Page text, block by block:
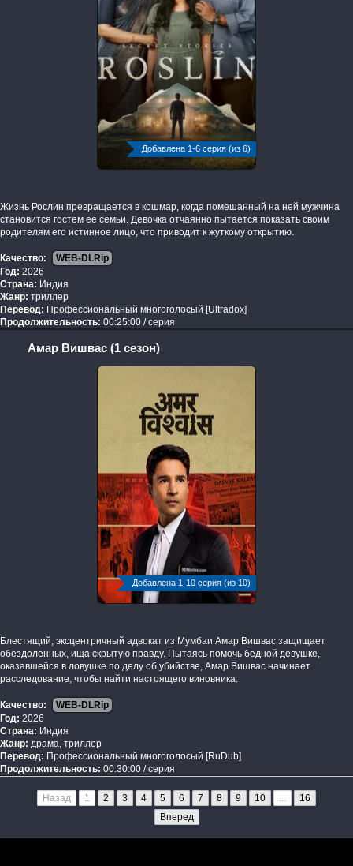
Добавлена 1-6 серия (из 6)
Жизнь Рослин превращается в кошмар, когда помешанный на ней мужчина
становится гостем её семьи. Девочка отчаянно пытается показать своим
родителям его истинное лицо, что приводит к жуткому открытию.
Качество:
WEB-DLRip
Год: 2026
Страна: Индия
Жанр: триллер
Перевод: Профессиональный многоголосый [Ultradox]
Продолжительность: 00:25:00 / серия
Амар Вишвас (1 сезон)
Добавлена 1-10 серия (из 10)
Блестящий, эксцентричный адвокат из Мумбаи Амар Вишвас защищает
обездоленных, ища скрытую правду. Пытаясь помочь бедной девушке,
оказавшейся в ловушке по делу об убийстве, Амар Вишвас начинает
расследование, чтобы найти настоящего виновника.
Качество:
WEB-DLRip
Год: 2026
Страна: Индия
Жанр: драма, триллер
Перевод: Профессиональный многоголосый [RuDub]
Продолжительность: 00:30:00 / серия
Назад 1 2 3 4 5 6 7 8 9 10 ...
16
Вперед